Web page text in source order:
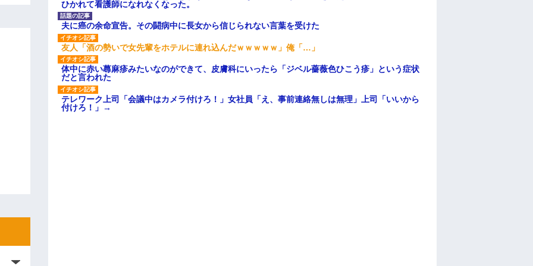
ひかれて看護師になれなくなった。
夫に癌の余命宣告。その闘病中に長女から信じられない言葉を受けた
友人「酒の勢いで女先輩をホテルに連れ込んだｗｗｗｗｗ」俺「…」
体中に赤い蕁麻疹みたいなのができて、皮膚科にいったら「ジベル薔薇色ひこう疹」という症状
だと言われた
テレワーク上司「会議中はカメラ付けろ！」女社員「え、事前連絡無しは無理」上司「いいから
付けろ！」→